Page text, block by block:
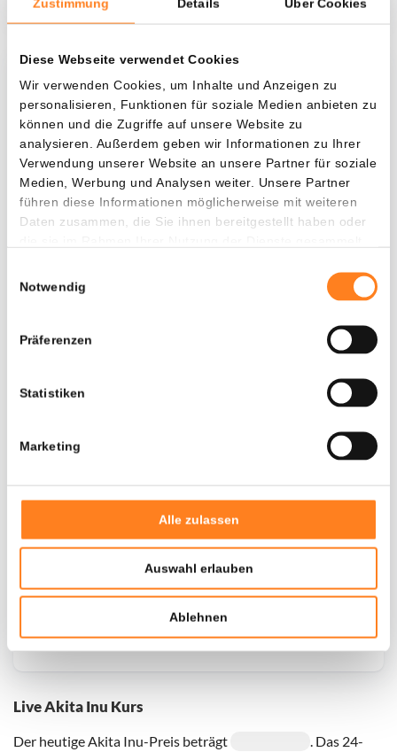
Zustimmung Details Über Cookies
Diese Webseite verwendet Cookies
Wir verwenden Cookies, um Inhalte und Anzeigen zu
personalisieren, Funktionen für soziale Medien anbieten zu
können und die Zugriffe auf unsere Website zu
analysieren. Außerdem geben wir Informationen zu Ihrer
Verwendung unserer Website an unsere Partner für soziale
Medien, Werbung und Analysen weiter. Unsere Partner
führen diese Informationen möglicherweise mit weiteren
Daten zusammen, die Sie ihnen bereitgestellt haben oder
Notwendig
Präferenzen
Statistiken
Marketing
Alle zulassen
Auswahl erlauben
Ablehnen
Live Akita Inu Kurs
Der heutige Akita Inu-Preis beträgt
. Das 24-
Was, wenn ich...?
Zie hoeveel waarde je vandaag zou hebben als
je dollar-cost averaging had toegepast op
verschillende cryptocurrencies.
Hätte investiert In
$
Door een fout konden er geen gegevens worden
opgehaald, probeer het later opnieuw.